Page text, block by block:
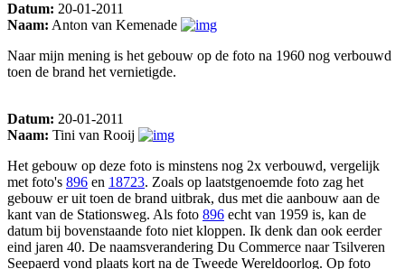
Datum: 20-01-2011
Naam: Anton van Kemenade
Naar mijn mening is het gebouw op de foto na 1960 nog verbouwd
toen de brand het vernietigde.
Datum: 20-01-2011
Naam: Tini van Rooij
Het gebouw op deze foto is minstens nog 2x verbouwd, vergelijk
met foto's 896 en 18723. Zoals op laatstgenoemde foto zag het
gebouw er uit toen de brand uitbrak, dus met die aanbouw aan de
kant van de Stationsweg. Als foto 896 echt van 1959 is, kan de
datum bij bovenstaande foto niet kloppen. Ik denk dan ook eerder
eind jaren 40. De naamsverandering Du Commerce naar Tsilveren
Seepaerd vond plaats kort na de Tweede Wereldoorlog. Op foto